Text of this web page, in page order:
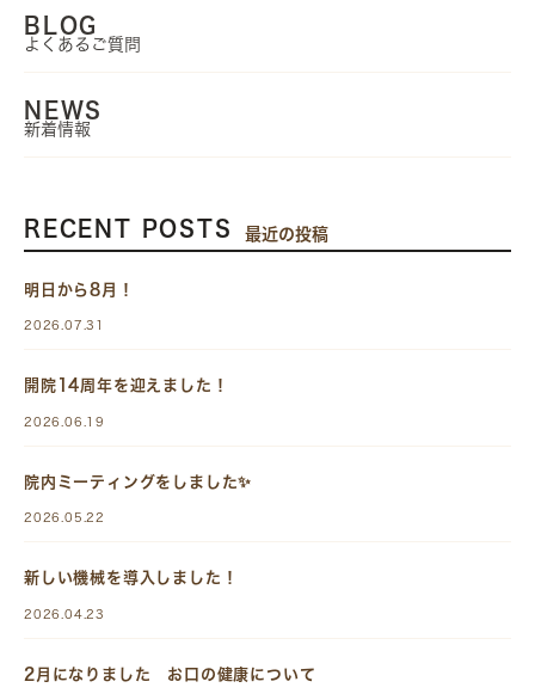
BLOG
よくあるご質問
NEWS
新着情報
RECENT POSTS 最近の投稿
明日から8月！
2026.07.31
開院14周年を迎えました！
2026.06.19
院内ミーティングをしました✨
2026.05.22
新しい機械を導入しました！
2026.04.23
2月になりました お口の健康について